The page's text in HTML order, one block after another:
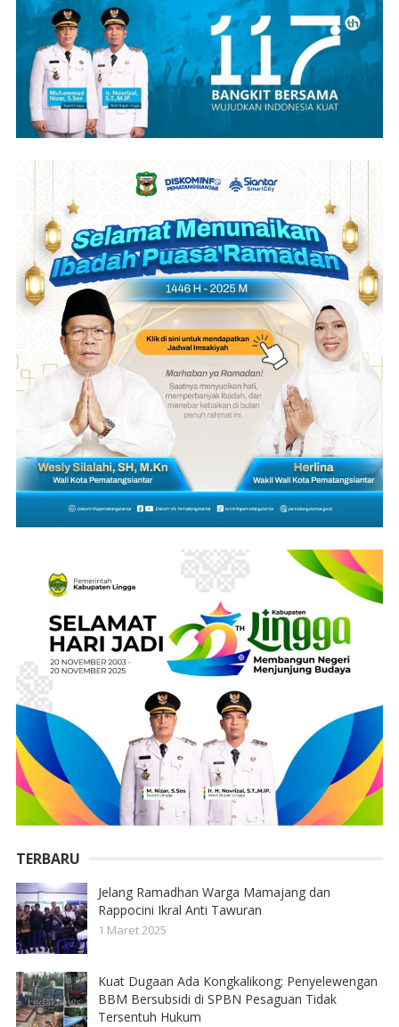
TERBARU
Jelang Ramadhan Warga Mamajang dan
Rappocini Ikral Anti Tawuran
1 Maret 2025
Kuat Dugaan Ada Kongkalikong; Penyelewengan
BBM Bersubsidi di SPBN Pesaguan Tidak
Tersentuh Hukum